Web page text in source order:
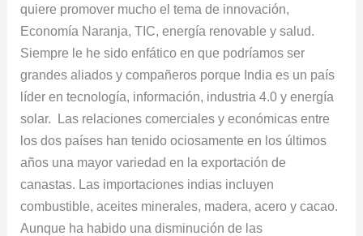
quiere promover mucho el tema de innovación,
Economía Naranja, TIC, energía renovable y salud.
Siempre le he sido enfático en que podríamos ser
grandes aliados y compañeros porque India es un país
líder en tecnología, información, industria 4.0 y energía
solar. Las relaciones comerciales y económicas entre
los dos países han tenido ociosamente en los últimos
años una mayor variedad en la exportación de
canastas. Las importaciones indias incluyen
combustible, aceites minerales, madera, acero y cacao.
Aunque ha habido una disminución de las